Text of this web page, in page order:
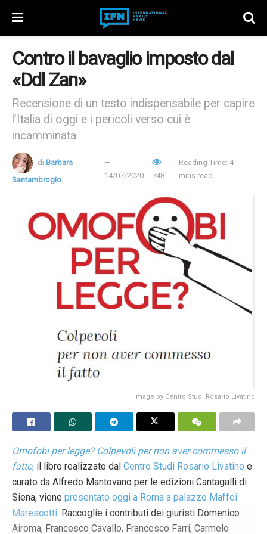
Contro il bavaglio imposto dal
«Ddl Zan»
Recensione di un testo indispensabile per capire
l’Italia di oggi e i pericoli verso cui è
incamminata
di Barbara
Santambrogio
14/07/2020 748
Reading Time: 4
mins read
Image by Centro Studi Rosario Livatino
Omofobi per legge? Colpevoli per non aver commesso il
fatto, il libro realizzato dal Centro Studi Rosario Livatino e
curato da Alfredo Mantovano per le edizioni Cantagalli di
Siena, viene presentato oggi a Roma a palazzo Maffei
Marescotti. Raccoglie i contributi dei giuristi Domenico
Airoma, Francesco Cavallo, Francesco Farri, Carmelo